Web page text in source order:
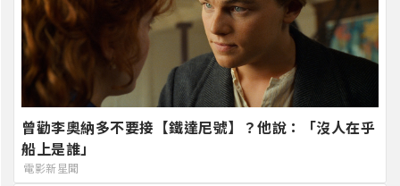
曾勸李奧納多不要接【鐵達尼號】？他說：「沒人在乎
船上是誰」
電影新星聞